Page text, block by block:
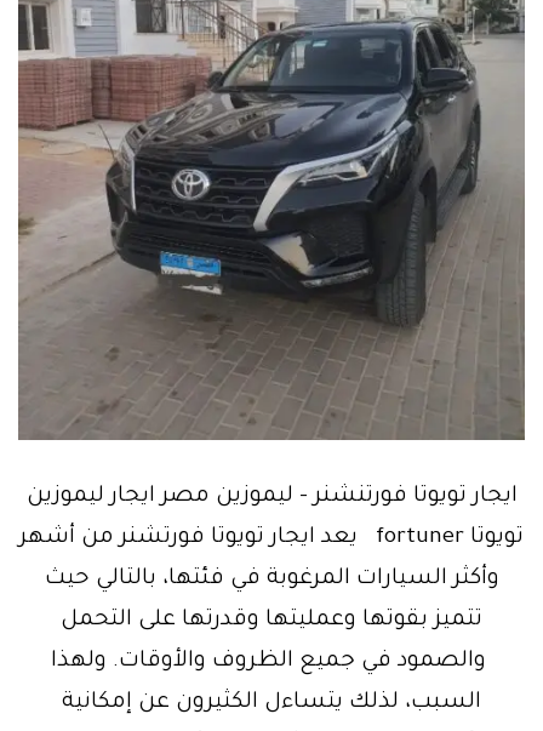
ايجار تويوتا فورتنشنر – ليموزين مصر ايجار ليموزين
تويوتا fortuner يعد ايجار تويوتا فورتشنر من أشهر
وأكثر السيارات المرغوبة في فئتها، بالتالي حيث
تتميز بقوتها وعمليتها وقدرتها على التحمل
والصمود في جميع الظروف والأوقات. ولهذا
السبب، لذلك يتساءل الكثيرون عن إمكانية